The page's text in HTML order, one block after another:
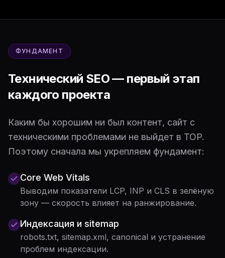
ФУНДАМЕНТ
Технический SEO — первый этап
каждого проекта
Каким бы хорошим ни был контент, сайт с
техническими проблемами не выйдет в TOP.
Поэтому сначала мы укрепляем фундамент:
Core Web Vitals
Выводим показатели LCP, INP и CLS в зелёную
зону — скорость влияет на ранжирование.
Индексация и sitemap
robots.txt, sitemap.xml, canonical и устранение
проблем индексации.